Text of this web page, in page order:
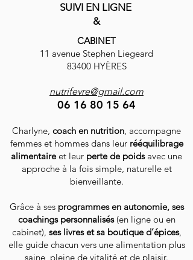
Rédigez un commentaire...
SUIVI EN LIGNE
&
CABINET
11 avenue Stephen Liegeard
83400 HYÈRES
nutrifevre@gmail.com
06 16 80 15 64
Charlyne, coach en nutrition , accompagne
femmes et hommes dans leur rééquilibrage
alimentaireet leur perte de poidsavec une
approche à la fois simple, naturelle et
bienveillante.
Grâce à ses programmes en autonomie, ses
coachings personnalisés(en ligne ou en
cabinet), ses livres et sa boutique d’épices,
elle guide chacun vers une alimentation plus
saine, pleine de vitalité et de plaisir.